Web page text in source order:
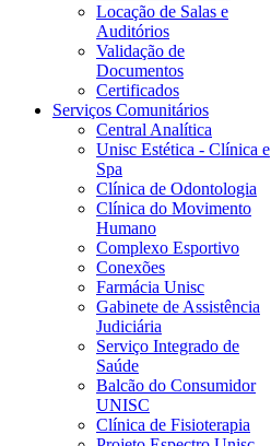
Locação de Salas e
Auditórios
Validação de
Documentos
Certificados
Serviços Comunitários
Central Analítica
Unisc Estética - Clínica e
Spa
Clínica de Odontologia
Clínica do Movimento
Humano
Complexo Esportivo
Conexões
Farmácia Unisc
Gabinete de Assistência
Judiciária
Serviço Integrado de
Saúde
Balcão do Consumidor
UNISC
Clínica de Fisioterapia